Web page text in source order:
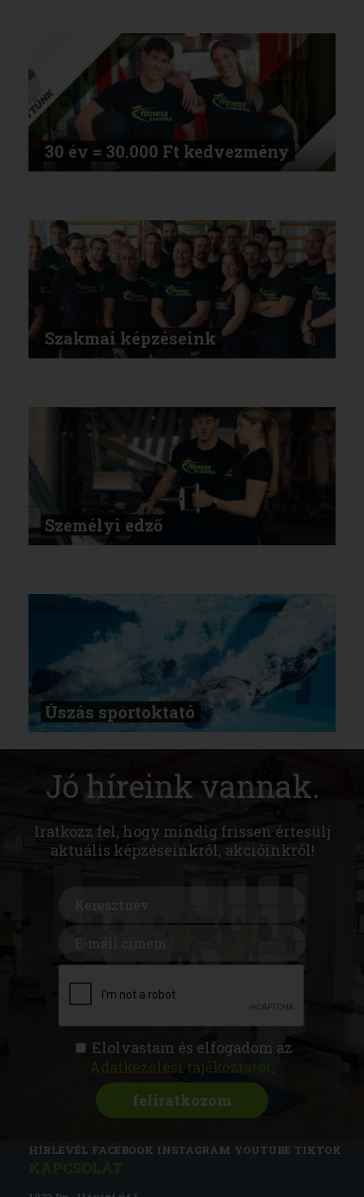
30 év = 30.000 Ft kedvezmény
Szakmai képzéseink
Személyi edző
Úszás sportoktató
Jó híreink vannak.
Iratkozz fel, hogy mindig frissen értesülj
aktuális képzéseinkről, akcióinkról!
Elolvastam és elfogadom az
Adatkezelési tájékoztatót .
FITNESS AKADÉMIA
RÓLUNK MAGAZIN
CSATLAKOZZ
HÍRLEVÉL FACEBOOK INSTAGRAM YOUTUBE TIKTOK